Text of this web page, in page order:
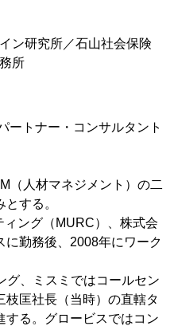
ン研究所／石山社会保険
所
ートナー・コンサルタント
（人材マネジメント）の二
する。
ング（MURC）、株式会
に勤務後、2008年にワーク
グ、ミスミではコールセン
枝匡社長（当時）の直轄タ
する。グロービスではコン